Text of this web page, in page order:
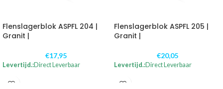
Flenslagerblok ASPFL 204 |
Granit |
€17,95
Levertijd.:Direct Leverbaar
Flenslagerblok ASPFL 205 |
Granit |
€20,05
Levertijd.:Direct Leverbaar